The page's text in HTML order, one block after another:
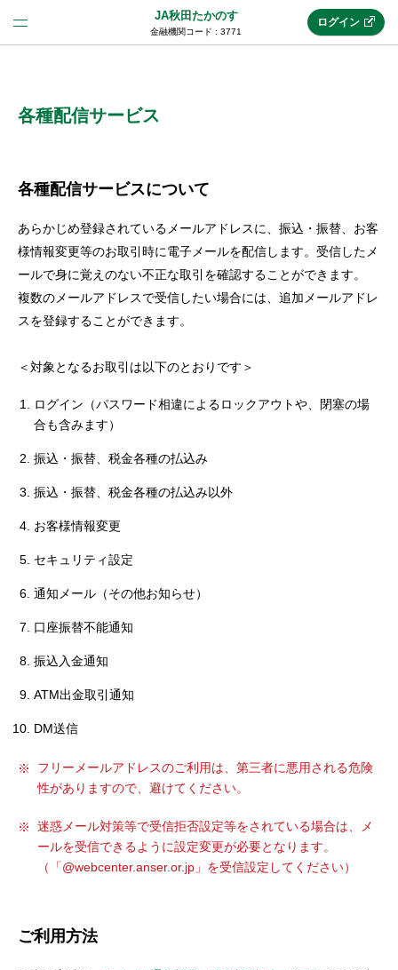
JA秋田たかのす
金融機関コード : 3771
(法人JAネットバンク)
メリット
セキュリティ
使い方
困った時は
ログイン
各種配信サービス
各種配信サービスについて
あらかじめ登録されているメールアドレスに、振込・振替、お客
様情報変更等のお取引時に電子メールを配信します。受信したメ
ールで身に覚えのない不正な取引を確認することができます。
複数のメールアドレスで受信したい場合には、追加メールアドレ
スを登録することができます。
＜対象となるお取引は以下のとおりです＞
ログイン（パスワード相違によるロックアウトや、閉塞の場
合も含みます）
振込・振替、税金各種の払込み
振込・振替、税金各種の払込み以外
お客様情報変更
セキュリティ設定
通知メール（その他お知らせ）
口座振替不能通知
振込入金通知
ATM出金取引通知
DM送信
フリーメールアドレスのご利用は、第三者に悪用される危険
性がありますので、避けてください。
迷惑メール対策等で受信拒否設定等をされている場合は、メ
ールを受信できるように設定変更が必要となります。
（「@webcenter.anser.or.jp」を受信設定してください）
ご利用方法